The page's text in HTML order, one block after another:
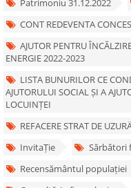
Patrimoniu 31.12.2022
CONT REDEVENTA
AJUTOR PENTRU
ENERGIE 2022-2023
LISTA BUNURILOR CE
AJUTORULUI SOCIAL ȘI A
LOCUINȚEI
REFACERE STRAT DE
InvitaȚie
Sărbători
Recensământul populației